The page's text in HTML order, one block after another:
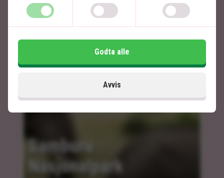
Artikler relatert til Kenya
Samburu
Nasjonalpark
Avvis
Godta alle